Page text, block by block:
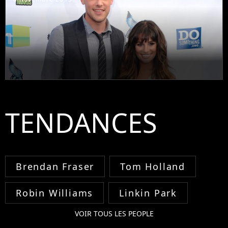
TENDANCES
Brendan Fraser Tom Holland
Robin Williams Linkin Park
VOIR TOUS LES PEOPLE